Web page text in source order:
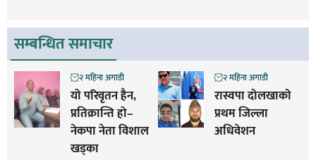
सम्बन्धित समाचार
यो परिवृतन हैन,
प्रतिक्रान्ति हो–
नेकपा नेता विशाल
खड्का
२ महिना अगाडी
रास्वपा दोलखाको
प्रथम जिल्ला
अधिवेशन
२ महिना अगाडी